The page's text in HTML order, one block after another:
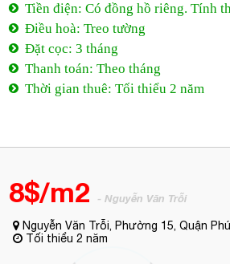
Tiền điện: Có đồng hồ riêng. Tính
Điều hoà: Treo tường
Đặt cọc: 3 tháng
Thanh toán: Theo tháng
Thời gian thuê: Tối thiểu 2 năm
8$/m2 - Nguyễn Văn Trỗi
Nguyễn Văn Trỗi, Phường 15, Quận
Tối thiểu 2 năm